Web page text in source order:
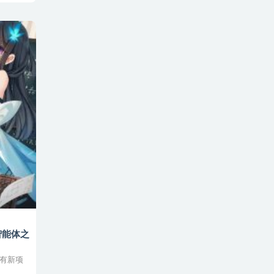
体之
新项